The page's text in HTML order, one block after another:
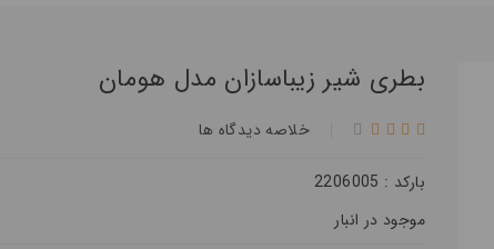
بطری شیر زیباسازان مدل هومان
خلاصه ديدگاه ها
بارکد : 2206005
موجود در انبار